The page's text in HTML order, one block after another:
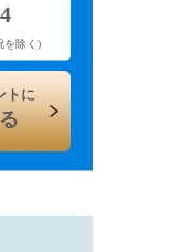
を除く)
トに